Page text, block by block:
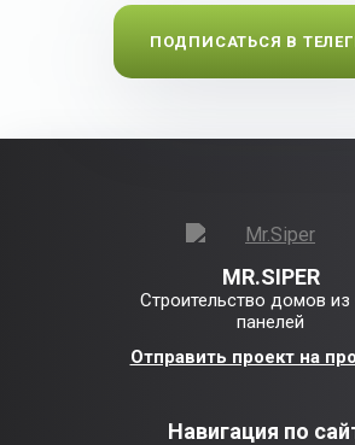
ПОДПИСАТЬСЯ В
MR.SIPER
Строительство домов
панелей
Отправить проект на
Навигация по